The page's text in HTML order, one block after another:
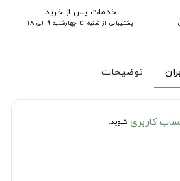
خدمات پس از خرید
پشتیبانی از شنبه تا چهارشنبه 9 الی 18
توضیحات
کاربری شوید.